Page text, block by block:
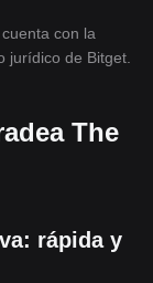
con la
jurídico de Bitget.
The
rápida y